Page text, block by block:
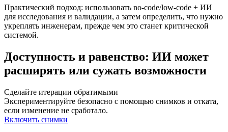
Практический подход: использовать no‑code/low‑code + ИИ
для исследования и валидации, а затем определить, что нужно
укреплять инженерам, прежде чем это станет критической
системой.
Доступность и равенство: ИИ может
расширять или сужать возможности
Сделайте итерации обратимыми
Экспериментируйте безопасно с помощью снимков и отката,
если изменение не сработало.
Включить снимки